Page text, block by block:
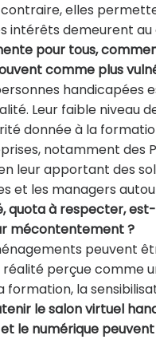
contraire, elles
intérêts demeurent
pour tous,
comme plus
handicapées
Leur faible
donnée à la
notamment des
leur apportant des
et les managers
quota à respecter,
mécontentement ?
peuvent
perçue comme
formation, la
le salon virtuel
le numérique